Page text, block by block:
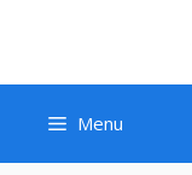
content
Menu